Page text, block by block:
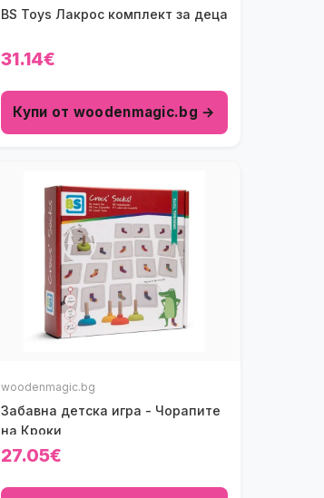
BS Toys Лакрос комплект за деца
31.14€
Купи от woodenmagic.bg →
woodenmagic.bg
Забавна детска игра - Чорапите
на Кроки
27.05€